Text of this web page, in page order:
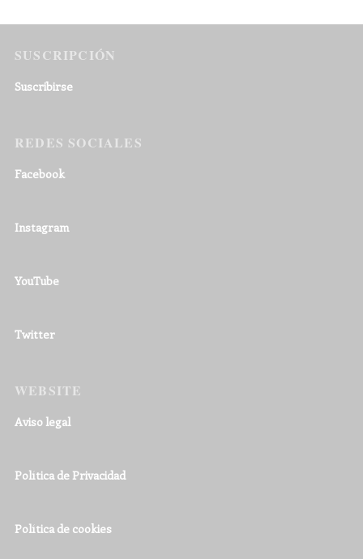
SUSCRIPCIÓN
Suscribirse
REDES SOCIALES
Facebook
Instagram
YouTube
Twitter
WEBSITE
Aviso legal
Política de Privacidad
Política de cookies